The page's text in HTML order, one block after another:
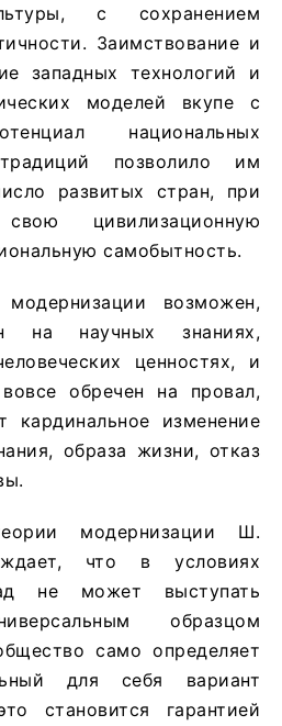
с сохранением
Заимствование и
западных технологий и
моделей вкупе с
национальных
позволило им
развитых стран, при
цивилизационную
самобытность.
модернизации возможен,
на научных знаниях,
ценностях, и
обречен на провал,
кардинальное изменение
образа жизни, отказ
модернизации Ш.
что в условиях
не может выступать
образцом
само определяет
для себя вариант
становится гарантией